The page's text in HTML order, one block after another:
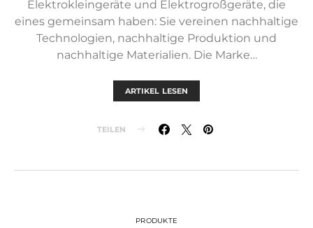
Elektrokleingeräte und Elektrogroßgeräte, die
eines gemeinsam haben: Sie vereinen nachhaltige
Technologien, nachhaltige Produktion und
nachhaltige Materialien. Die Marke…
ARTIKEL LESEN
TEILEN
PRODUKTE